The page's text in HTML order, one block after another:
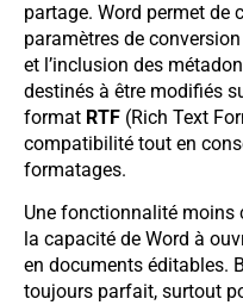
partage. Word permet de
paramètres de
et l’inclusion des
destinés à être modifiés
format RTF (Rich Text
compatibilité tout en
formatages.
Une fonctionnalité moins
la capacité de Word à
en documents éditables.
toujours parfait, surtout